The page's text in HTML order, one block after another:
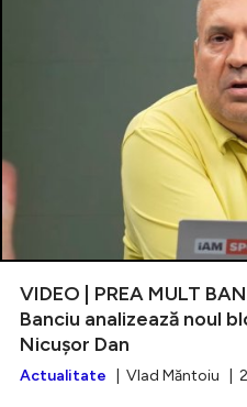
VIDEO | PREA MULT
Banciu analizează noul
Nicușor Dan
Actualitate | Vlad Măntoiu |